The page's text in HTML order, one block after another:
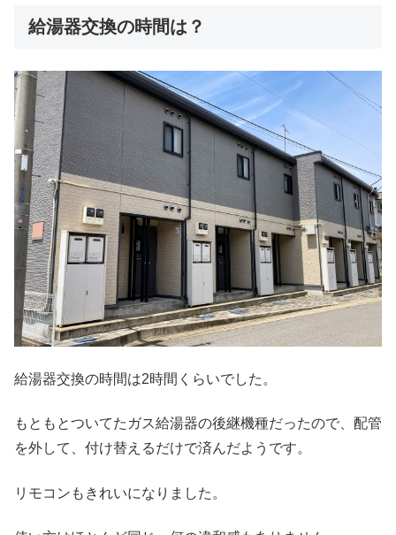
給湯器交換の時間は？
給湯器交換の時間は2時間くらいでした。
もともとついてたガス給湯器の後継機種だったので、配管
を外して、付け替えるだけで済んだようです。
リモコンもきれいになりました。